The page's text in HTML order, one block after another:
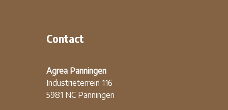
Contact
Agrea Panningen
Industrieterrein 116
5981 NC Panningen